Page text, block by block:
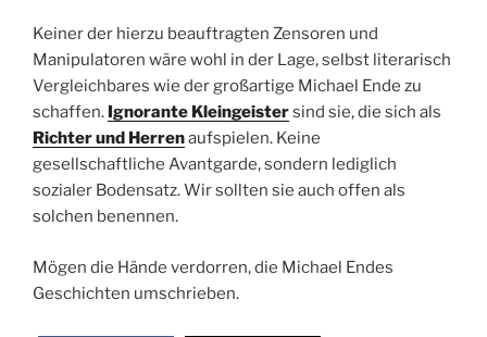
Keiner der hierzu beauftragten Zensoren und
Manipulatoren wäre wohl in der Lage, selbst literarisch
Vergleichbares wie der großartige Michael Ende zu
schaffen. Ignorante Kleingeistersind sie, die sich als
Richter und Herrenaufspielen. Keine
gesellschaftliche Avantgarde, sondern lediglich
sozialer Bodensatz. Wir sollten sie auch offen als
solchen benennen.
Mögen die Hände verdorren, die Michael Endes
Geschichten umschrieben.